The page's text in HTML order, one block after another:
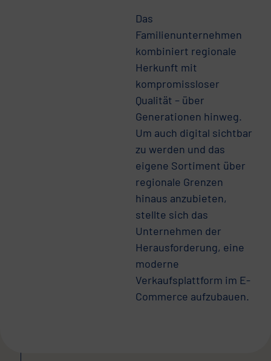
Das
Familienunternehmen
kombiniert regionale
Herkunft mit
kompromissloser
Qualität – über
Generationen hinweg.
Um auch digital sichtbar
zu werden und das
eigene Sortiment über
regionale Grenzen
hinaus anzubieten,
stellte sich das
Unternehmen der
Herausforderung, eine
moderne
Verkaufsplattform im E-
Commerce aufzubauen.